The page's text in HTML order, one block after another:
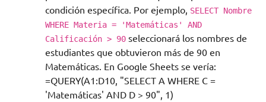
condición específica. Por ejemplo, SELECT Nombre
WHERE Materia = 'Matemáticas' AND
Calificación > 90 seleccionará los nombres de
estudiantes que obtuvieron más de 90 en
Matemáticas. En Google Sheets se vería:
=QUERY(A1:D10, "SELECT A WHERE C =
'Matemáticas' AND D > 90", 1)